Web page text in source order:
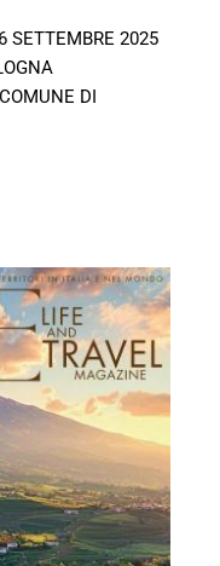
SETTEMBRE 2025
DI